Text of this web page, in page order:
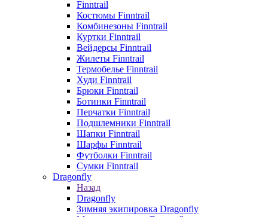
Finntrail
Костюмы Finntrail
Комбинезоны Finntrail
Куртки Finntrail
Вейдерсы Finntrail
Жилеты Finntrail
Термобелье Finntrail
Худи Finntrail
Брюки Finntrail
Ботинки Finntrail
Перчатки Finntrail
Подшлемники Finntrail
Шапки Finntrail
Шарфы Finntrail
Футболки Finntrail
Сумки Finntrail
Dragonfly
Назад
Dragonfly
Зимняя экипировка Dragonfly